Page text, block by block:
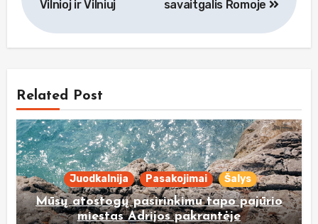
Vilnioj ir Vilniuj savaitgalis Romoje
Related Post
Juodkalnija Pasakojimai Šalys
Mūsų atostogų pasirinkimu tapo pajūrio
miestas Adrijos pakrantėje